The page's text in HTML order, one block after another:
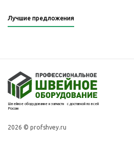
Лучшие предложения
Швейное оборудование и запчасти с доставкой по всей
России
2026 © profshvey.ru